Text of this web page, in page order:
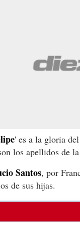
' es a la gloria
los apellidos de
Santos, por
de sus hijas.